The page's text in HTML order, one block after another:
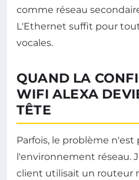
comme réseau
L'Ethernet suffit pour
vocales.
QUAND LA
WIFI ALEXA
TÊTE
Parfois, le problème n'est
l'environnement réseau.
client utilisait un routeur